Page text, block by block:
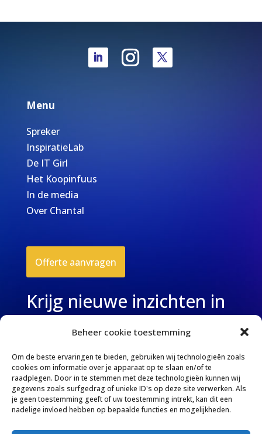
Beheer cookie toestemming
Om de beste ervaringen te bieden, gebruiken wij technologieën zoals
cookies om informatie over je apparaat op te slaan en/of te
raadplegen. Door in te stemmen met deze technologieën kunnen wij
gegevens zoals surfgedrag of unieke ID's op deze site verwerken. Als
je geen toestemming geeft of uw toestemming intrekt, kan dit een
nadelige invloed hebben op bepaalde functies en mogelijkheden.
Menu
Spreker
InspiratieLab
De IT Girl
Het Koopinfuus
In de media
Over Chantal
Offerte aanvragen
Krijg nieuwe inzichten in
je inbox
Schrijf je invoor mijn nieuwsbrief